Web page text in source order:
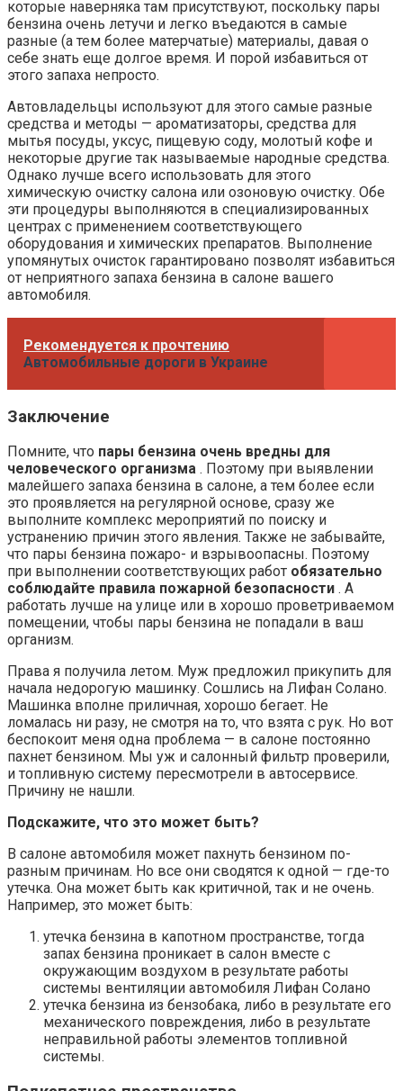
которые наверняка там присутствуют, поскольку пары
бензина очень летучи и легко въедаются в самые
разные (а тем более матерчатые) материалы, давая о
себе знать еще долгое время. И порой избавиться от
этого запаха непросто.
Автовладельцы используют для этого самые разные
средства и методы — ароматизаторы, средства для
мытья посуды, уксус, пищевую соду, молотый кофе и
некоторые другие так называемые народные средства.
Однако лучше всего использовать для этого
химическую очистку салона или озоновую очистку. Обе
эти процедуры выполняются в специализированных
центрах с применением соответствующего
оборудования и химических препаратов. Выполнение
упомянутых очисток гарантировано позволят избавиться
от неприятного запаха бензина в салоне вашего
автомобиля.
Рекомендуется к прочтению
Автомобильные дороги в Украине
Заключение
Помните, что пары бензина очень вредны для
человеческого организма . Поэтому при выявлении
малейшего запаха бензина в салоне, а тем более если
это проявляется на регулярной основе, сразу же
выполните комплекс мероприятий по поиску и
устранению причин этого явления. Также не забывайте,
что пары бензина пожаро- и взрывоопасны. Поэтому
при выполнении соответствующих работ обязательно
соблюдайте правила пожарной безопасности . А
работать лучше на улице или в хорошо проветриваемом
помещении, чтобы пары бензина не попадали в ваш
организм.
Права я получила летом. Муж предложил прикупить для
начала недорогую машинку. Сошлись на Лифан Солано.
Машинка вполне приличная, хорошо бегает. Не
ломалась ни разу, не смотря на то, что взята с рук. Но вот
беспокоит меня одна проблема — в салоне постоянно
пахнет бензином. Мы уж и салонный фильтр проверили,
и топливную систему пересмотрели в автосервисе.
Причину не нашли.
Подскажите, что это может быть?
В салоне автомобиля может пахнуть бензином по-
разным причинам. Но все они сводятся к одной — где-то
утечка. Она может быть как критичной, так и не очень.
Например, это может быть:
утечка бензина в капотном пространстве, тогда
запах бензина проникает в салон вместе с
окружающим воздухом в результате работы
системы вентиляции автомобиля Лифан Солано
утечка бензина из бензобака, либо в результате его
механического повреждения, либо в результате
неправильной работы элементов топливной
системы.